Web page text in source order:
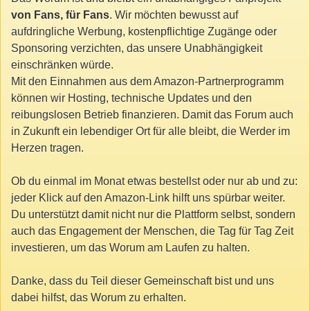
von Fans, für Fans. Wir möchten bewusst auf
aufdringliche Werbung, kostenpflichtige Zugänge oder
Sponsoring verzichten, das unsere Unabhängigkeit
einschränken würde.
Mit den Einnahmen aus dem Amazon-Partnerprogramm
können wir Hosting, technische Updates und den
reibungslosen Betrieb finanzieren. Damit das Forum auch
in Zukunft ein lebendiger Ort für alle bleibt, die Werder im
Herzen tragen.
Ob du einmal im Monat etwas bestellst oder nur ab und zu:
jeder Klick auf den Amazon-Link hilft uns spürbar weiter.
Du unterstützt damit nicht nur die Plattform selbst, sondern
auch das Engagement der Menschen, die Tag für Tag Zeit
investieren, um das Worum am Laufen zu halten.
Danke, dass du Teil dieser Gemeinschaft bist und uns
dabei hilfst, das Worum zu erhalten.